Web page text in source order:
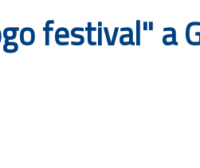
festival" a